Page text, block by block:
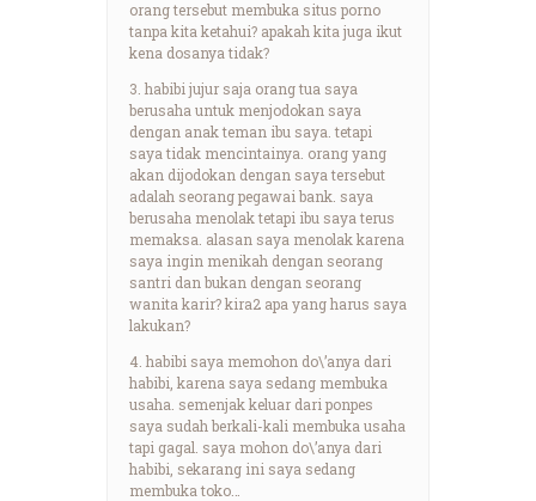
orang tersebut membuka situs porno
tanpa kita ketahui? apakah kita juga ikut
kena dosanya tidak?
3. habibi jujur saja orang tua saya
berusaha untuk menjodokan saya
dengan anak teman ibu saya. tetapi
saya tidak mencintainya. orang yang
akan dijodokan dengan saya tersebut
adalah seorang pegawai bank. saya
berusaha menolak tetapi ibu saya terus
memaksa. alasan saya menolak karena
saya ingin menikah dengan seorang
santri dan bukan dengan seorang
wanita karir? kira2 apa yang harus saya
lakukan?
4. habibi saya memohon do\’anya dari
habibi, karena saya sedang membuka
usaha. semenjak keluar dari ponpes
saya sudah berkali-kali membuka usaha
tapi gagal. saya mohon do\’anya dari
habibi, sekarang ini saya sedang
membuka toko…